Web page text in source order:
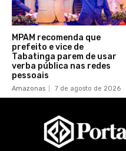
MPAM recomenda que
prefeito e vice de
Tabatinga parem de usar
verba pública nas redes
pessoais
Amazonas 7 de agosto de 2026